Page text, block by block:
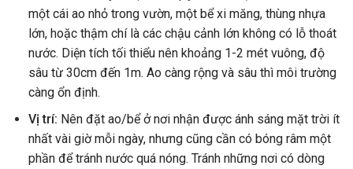
một cái ao nhỏ trong vườn, một bể xi măng, thùng nhựa
lớn, hoặc thậm chí là các chậu cảnh lớn không có lỗ thoát
nước. Diện tích tối thiểu nên khoảng 1-2 mét vuông, độ
sâu từ 30cm đến 1m. Ao càng rộng và sâu thì môi trường
càng ổn định.
Vị trí: Nên đặt ao/bể ở nơi nhận được ánh sáng mặt trời ít
nhất vài giờ mỗi ngày, nhưng cũng cần có bóng râm một
phần để tránh nước quá nóng. Tránh những nơi có dòng